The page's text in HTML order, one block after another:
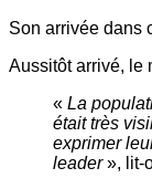
Son arrivée dans
Aussitôt arrivé, le
« La
était très
exprimer
leader», lit-